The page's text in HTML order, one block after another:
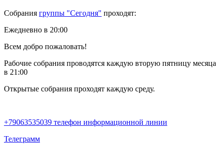
Собрания группы "Сегодня" проходят:
Ежедневно в 20:00
Всем добро пожаловать!
Рабочие собрания проводятся каждую вторую пятницу месяца
в 21:00
Открытые собрания проходят каждую среду.
+79063535039 телефон информационной линии
Телеграмм